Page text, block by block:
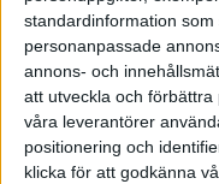
standardinformation
personanpassade
annons- och
att utveckla och förbättra
våra leverantörer
positionering och
klicka för att godkänna
nervositeten.
Skapa en röd tråd
Ge dig själv att